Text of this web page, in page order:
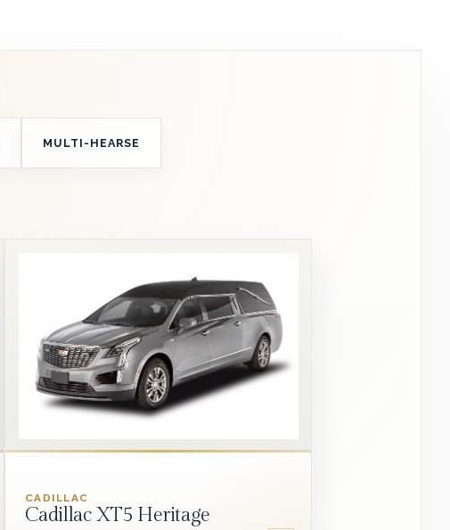
MULTI-HEARSE
CADILLAC
Cadillac XT5 Heritage